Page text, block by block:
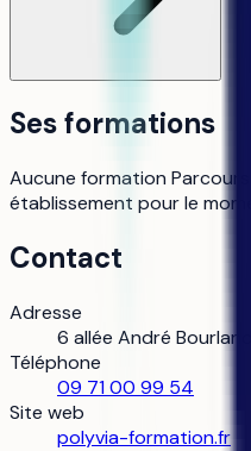
Ses formations
Aucune formation
établissement pour le
Contact
Adresse
6 allée André
Téléphone
09 71 00 99 54
Site web
polyvia-formation.fr